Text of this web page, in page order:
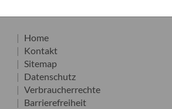
Home
Kontakt
Sitemap
Datenschutz
Verbraucherrechte
Barrierefreiheit